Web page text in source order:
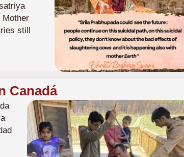
Mother
still
Canadá
Imagen